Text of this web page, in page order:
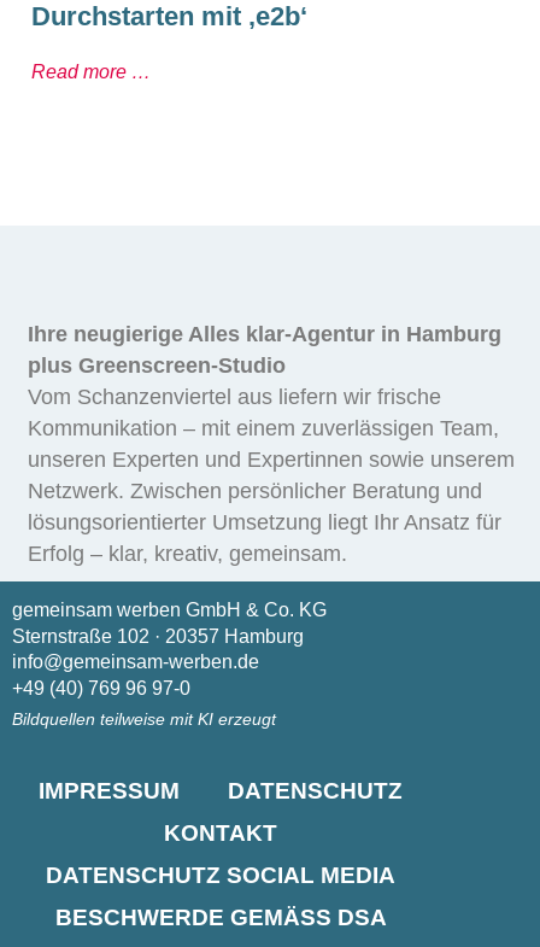
Durchstarten mit ‚e2b‘
Read more …
Ihre neugierige Alles klar-Agentur in Hamburg
plus Greenscreen-Studio
Vom Schanzenviertel aus liefern wir frische
Kommunikation – mit einem zuverlässigen Team,
unseren Experten und Expertinnen sowie unserem
Netzwerk. Zwischen persönlicher Beratung und
lösungsorientierter Umsetzung liegt Ihr Ansatz für
Erfolg – klar, kreativ, gemeinsam.
gemeinsam werben GmbH & Co. KG
Sternstraße 102 · 20357 Hamburg
info@gemeinsam-werben.de
+49 (40) 769 96 97-0
Bildquellen teilweise mit KI erzeugt
IMPRESSUM
DATENSCHUTZ
KONTAKT
DATENSCHUTZ SOCIAL MEDIA
BESCHWERDE GEMÄSS DSA